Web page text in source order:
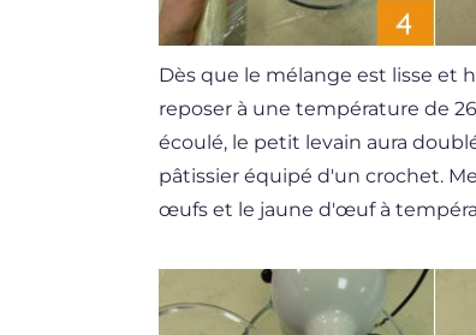
Dès que le mélange est lisse et
reposer à une température de
écoulé, le petit levain aura
pâtissier équipé d'un crochet.
œufs et le jaune d'œuf à